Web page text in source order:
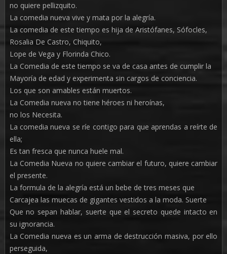
no quiere pellizquito.
La comedia nueva vive y mata por la alegría.
La comedia de este tiempo es hija de Aristófanes, Sófocles,
Rosalia De Castro, Chiquito,
Lope de Vega y Florinda Chico.
La Comedia de este tiempo se va de casa antes de cumplir la
Mayoría de edad y experimenta sin cargos de conciencia.
Los que son amables están muertos.
La Comedia nueva no tiene héroes ni heroínas,
no los Necesita.
La comedia nueva se ríe contigo para que aprendas a reírte de
ella;
Es tan fresca que nunca huele mal.
La Comedia Nueva no quiere cambiar el futuro, quiere cambiar
el presente.
La formula de la alegría está un bebe de tres meses que
Carcajea las muecas de gigantes vestidos a la moda. Suerte
Que no sepan hablar, suerte que el secreto quede intacto en
su ignorancia.
La Comedia nueva es un arma de destrucción masiva, por ello
perseguida,